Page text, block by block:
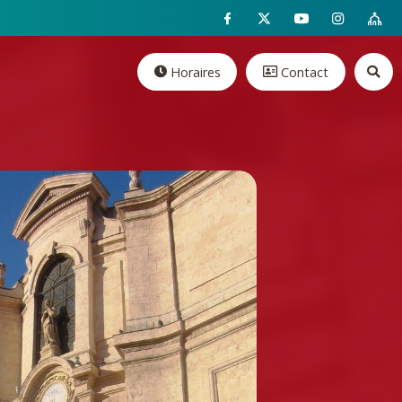
Horaires Contact